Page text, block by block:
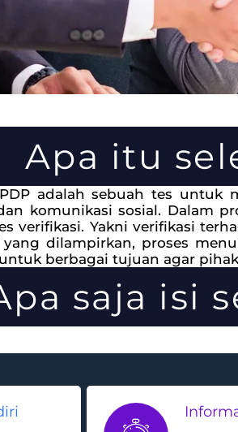
Apa itu
adalah sebuah tes
komunikasi sosial. Dalam
verifikasi. Yakni verifikasi
dilampirkan, proses
berbagai tujuan agar
saja isi